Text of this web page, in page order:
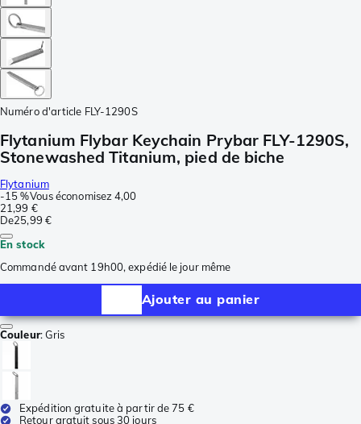
Numéro d'article FLY-1290S
Flytanium Flybar Keychain Prybar FLY-1290S,
Stonewashed Titanium, pied de biche
Flytanium
-15 %Vous économisez 4,00
21,99 €
De25,99 €
En stock
Commandé avant 19h00, expédié le jour même
Ajouter au panier
Couleur:Gris
Expédition gratuite à partir de 75 €
Retour gratuit sous 30 jours